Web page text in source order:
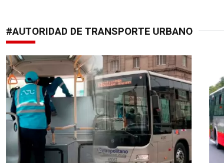
#AUTORIDAD DE TRANSPORTE URBANO
Zona VIP